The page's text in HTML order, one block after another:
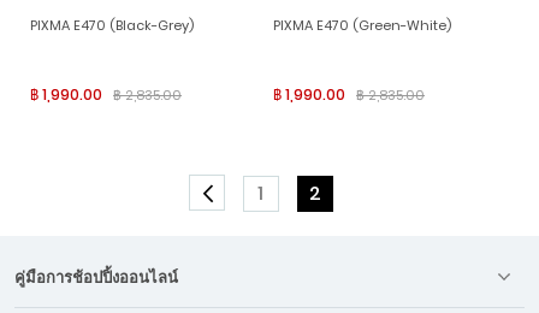
PIXMA E470 (Black-Grey)
฿ 1,990.00 ฿ 2,835.00
PIXMA E470 (Green-White)
฿ 1,990.00 ฿ 2,835.00
Page Page
Previous
Page
1 You're currently
2
คู่มือการช้อปปิ้งออนไลน์